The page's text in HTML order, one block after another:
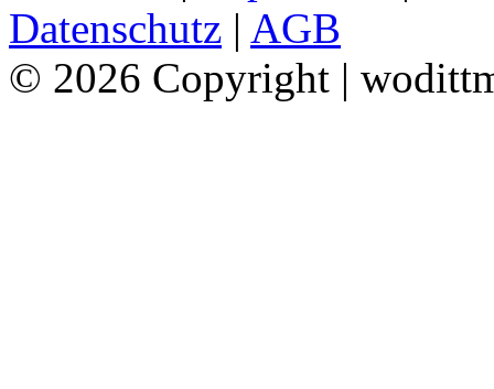
Datenschutz | AGB
© 2026 Copyright |